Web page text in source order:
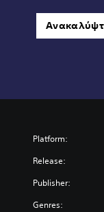
Platform:
Release:
Publisher:
Genres: